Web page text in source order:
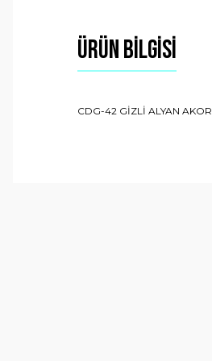
Ürün Bilgisi
CDG-42 GİZLİ ALYAN